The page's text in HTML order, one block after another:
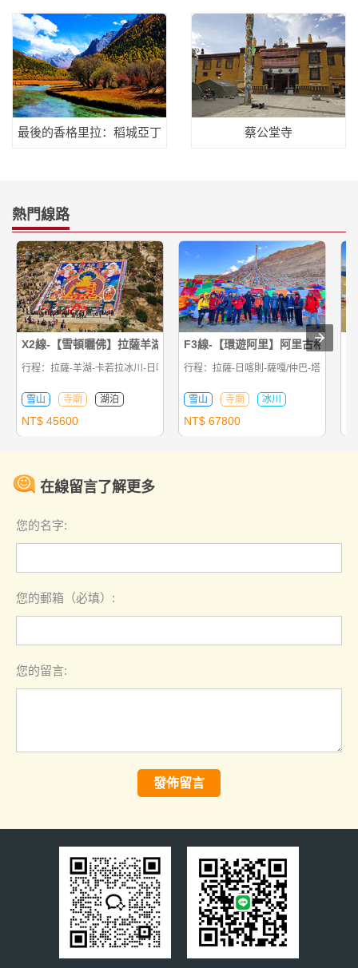
最後的香格里拉：稻城亞丁 蔡公堂寺
熱門線路
X2線-【雪頓曬佛】拉薩羊湖日喀則珠峰9日祈願之旅
行程：拉薩-羊湖-卡若拉冰川-日喀則-拉薩
雪山 寺廟 湖泊
NT$ 45600
F3線-【環遊阿里】阿里古格大北
行程：拉薩-日喀則-薩嘎/仲巴-塔欽-劄達
雪山 寺廟 冰川
NT$ 67800
在線留言了解更多
您的名字:
您的郵箱（必填）:
您的留言:
發佈留言